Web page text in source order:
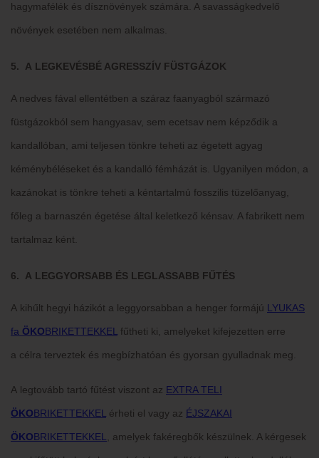
hagymafélék és dísznövények számára. A savasságkedvelő
növények esetében nem alkalmas.
5. A LEGKEVÉSBÉ AGRESSZÍV FÜSTGÁZOK
A nedves fával ellentétben a száraz faanyagból származó
füstgázokból sem hangyasav, sem ecetsav nem képződik a
kandallóban, ami teljesen tönkre teheti az égetett agyag
kéménybéléseket és a kandalló fémházát is. Ugyanilyen módon, a
kazánokat is tönkre teheti a kéntartalmú fosszilis tüzelőanyag,
főleg a barnaszén égetése által keletkező kénsav. A fabrikett nem
tartalmaz ként.
6. A LEGGYORSABB ÉS LEGLASSABB FŰTÉS
A kihűlt hegyi házikót a leggyorsabban a henger formájú LYUKAS
fa ÖKOBRIKETTEKKEL fűtheti ki, amelyeket kifejezetten erre
a célra terveztek és megbízhatóan és gyorsan gyulladnak meg.
A legtovább tartó fűtést viszont az EXTRA TELI
ÖKOBRIKETTEKKEL érheti el vagy az ÉJSZAKAI
ÖKOBRIKETTEKKEL , amelyek fakéregbők készülnek. A kérgesek